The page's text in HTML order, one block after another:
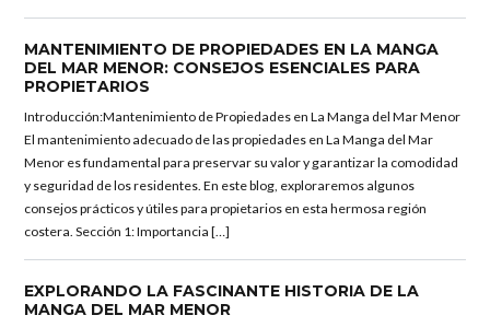
MANTENIMIENTO DE PROPIEDADES EN LA MANGA
DEL MAR MENOR: CONSEJOS ESENCIALES PARA
PROPIETARIOS
Introducción:Mantenimiento de Propiedades en La Manga del Mar Menor
El mantenimiento adecuado de las propiedades en La Manga del Mar
Menor es fundamental para preservar su valor y garantizar la comodidad
y seguridad de los residentes. En este blog, exploraremos algunos
consejos prácticos y útiles para propietarios en esta hermosa región
costera. Sección 1: Importancia […]
EXPLORANDO LA FASCINANTE HISTORIA DE LA
MANGA DEL MAR MENOR